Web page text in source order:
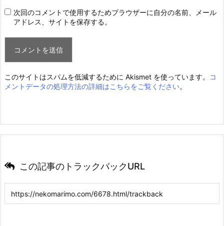
次回のコメントで使用するためブラウザーに自分の名前、メール
アドレス、サイトを保存する。
このサイトはスパムを低減するために Akismet を使っています。
コ
メントデータの処理方法の詳細はこちらをご覧ください。
この記事のトラックバックURL